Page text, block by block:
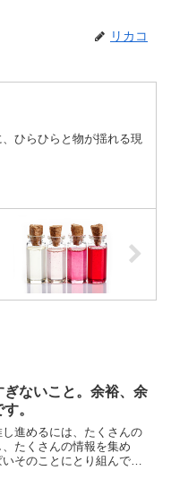
リカコ
ひらひらと物が揺れる現
ぎないこと。余裕、余
。
し進めるには、たくさんの
たくさんの情報を集め
そのことにとり組んでい